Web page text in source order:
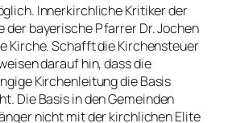
Innerkirchliche Kritiker der
der bayerische Pfarrer Dr. Jochen
Kirche. Schafft die Kirchensteuer
darauf hin, dass die
Kirchenleitung die Basis
Die Basis in den Gemeinden
nicht mit der kirchlichen Elite